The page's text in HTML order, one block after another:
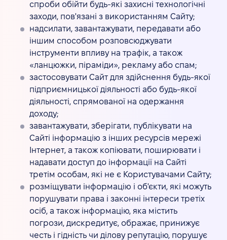
спроби обійти будь-які захисні технологічні
заходи, пов'язані з використанням Сайту;
надсилати, завантажувати, передавати або
іншим способом розповсюджувати
інструменти впливу на трафік, а також
«ланцюжки, піраміди», рекламу або спам;
застосовувати Сайт для здійснення будь-якої
підприємницької діяльності або будь-якої
діяльності, спрямованої на одержання
доходу;
завантажувати, зберігати, публікувати на
Сайті інформацію з інших ресурсів мережі
Інтернет, а також копіювати, поширювати і
надавати доступ до інформації на Сайті
третім особам, які не є Користувачами Сайту;
розміщувати інформацію і об'єкти, які можуть
порушувати права і законні інтереси третіх
осіб, а також інформацію, яка містить
погрози, дискредитує, ображає, принижує
честь і гідність чи ділову репутацію, порушує